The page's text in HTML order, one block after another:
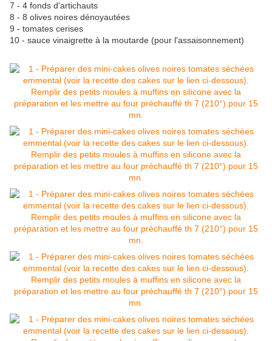
7 - 4 fonds d'artichauts
8 - 8 olives noires dénoyautées
9 - tomates cerises
10 - sauce vinaigrette à la moutarde (pour l'assaisonnement)